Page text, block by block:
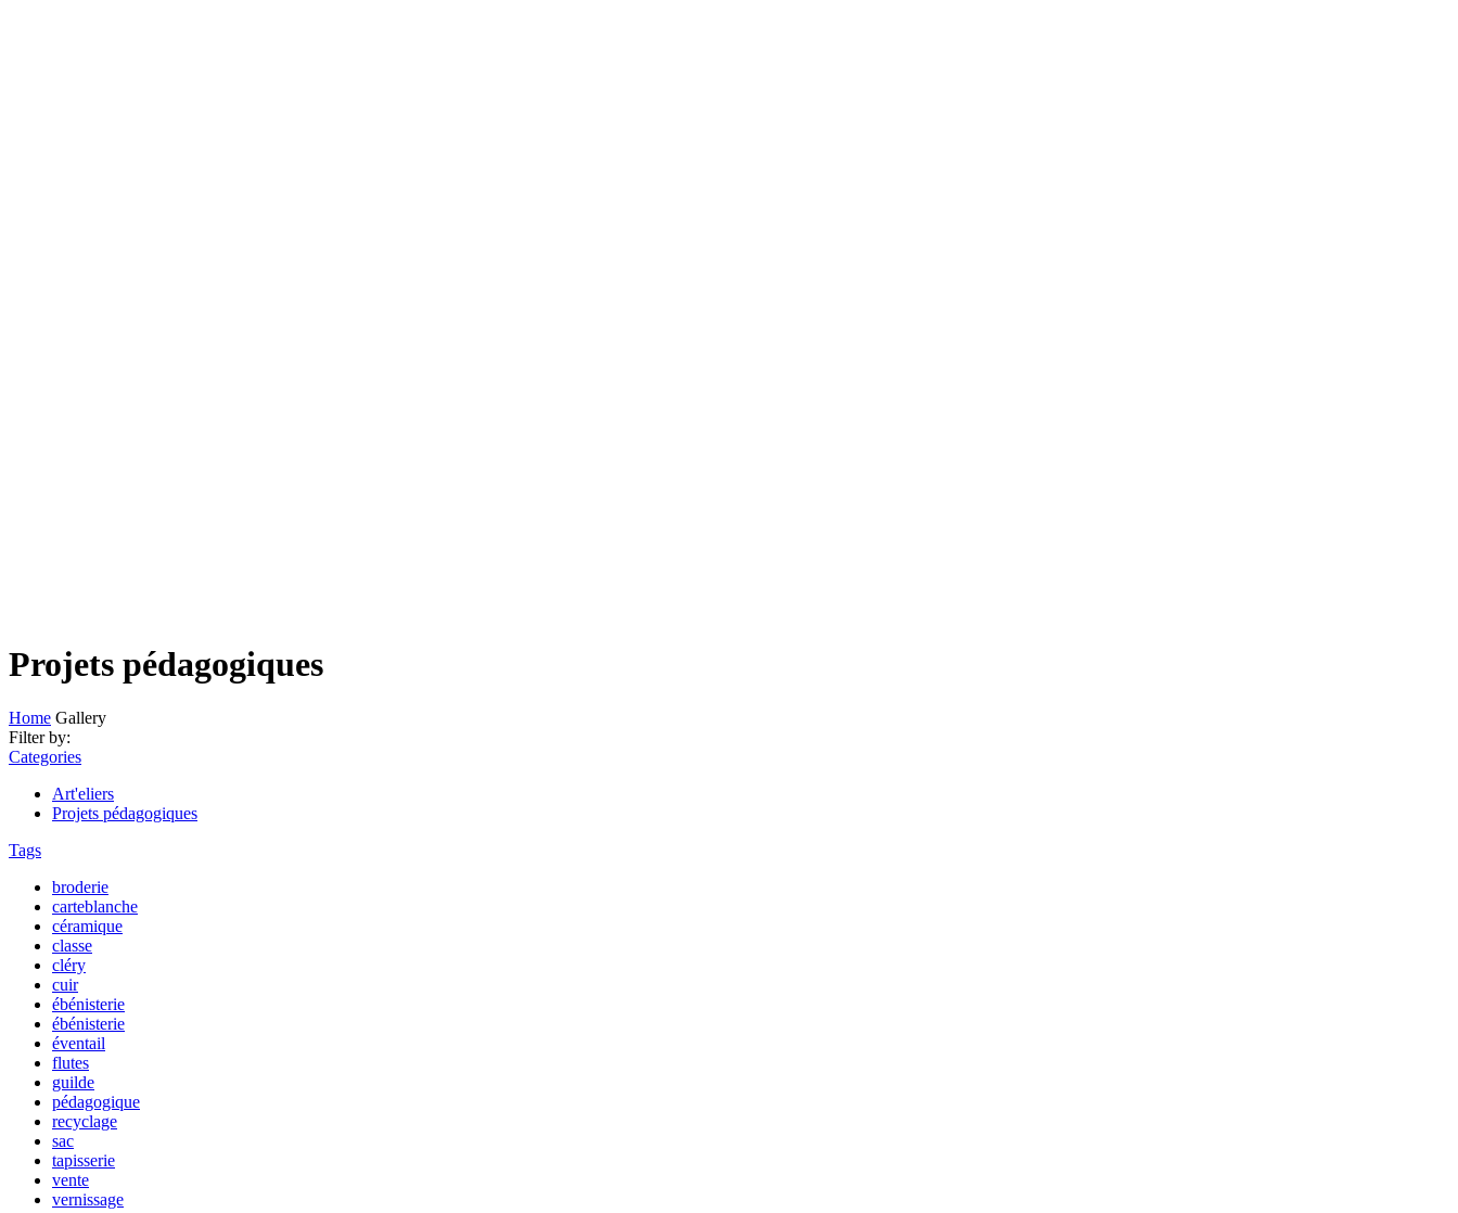
Projets pédagogiques
Home Gallery
Filter by:
Categories
Art'eliers
Projets pédagogiques
Tags
broderie
carteblanche
céramique
classe
cléry
cuir
ébénisterie
ébénisterie
éventail
flutes
guilde
pédagogique
recyclage
sac
tapisserie
vente
vernissage